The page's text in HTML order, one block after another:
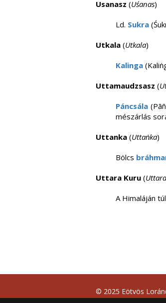
Usanasz (Uśanas)
Ld. Sukra
Utkala (Utkala)
Kalinga
Uttamaudzsasz (
Páncsála
mészárlás
Uttanka (Uttaṅka)
Bölcs
Uttara Kuru (
A Himaláján
© 2025 Eötvös